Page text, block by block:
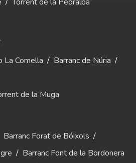
La Comella / Barranc de Núria /
de la Muga
Barranc Forat de Bóixols /
/ Barranc Font de la Bordonera